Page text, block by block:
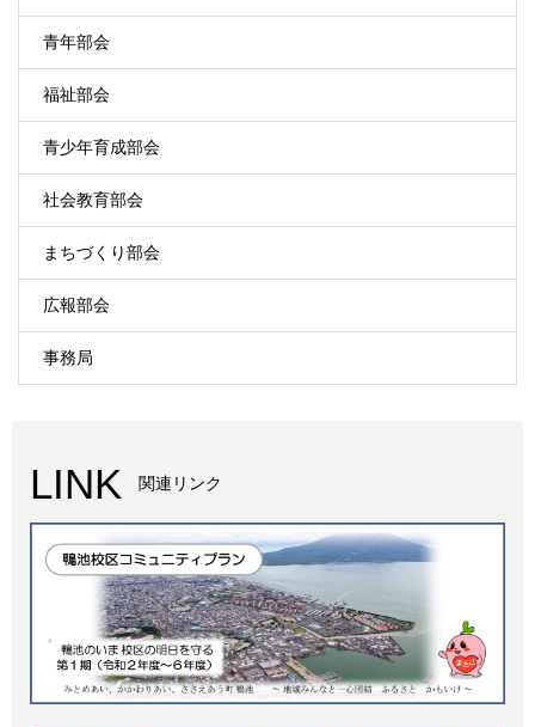
青年部会
福祉部会
青少年育成部会
社会教育部会
まちづくり部会
広報部会
事務局
LINK 関連リンク